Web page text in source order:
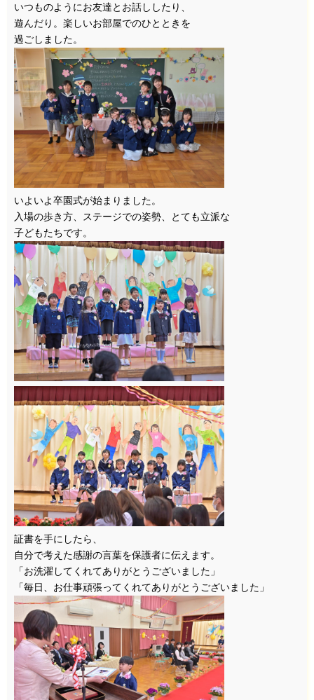
いつものようにお友達とお話ししたり、
遊んだり。楽しいお部屋でのひとときを
過ごしました。
いよいよ卒園式が始まりました。
入場の歩き方、ステージでの姿勢、とても立派な
子どもたちです。
証書を手にしたら、
自分で考えた感謝の言葉を保護者に伝えます。
「お洗濯してくれてありがとうございました」
「毎日、お仕事頑張ってくれてありがとうございました」